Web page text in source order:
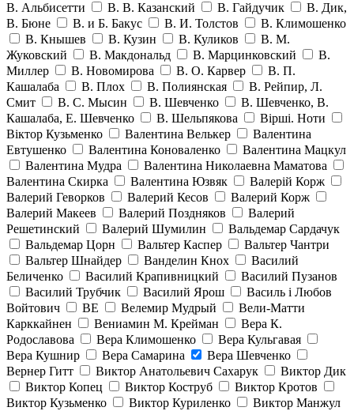
В. Альбисетти
В. В. Казанский В. Гайдучик
В. Дик,
В. Бюне
В. и Б. Бакус В. И. Толстов
В. Климошенко
В. Кнышев
В. Кузин В. Куликов
В. М.
Жуковский
В. Макдональд В. Марцинковский
В.
Миллер
В. Новомирова В. О. Карвер
В. П.
Кашалаба
В. Плох В. Полиянская
В. Рейпир, Л.
Смит
В. С. Мысин В. Шевченко
В. Шевченко, В.
Кашалаба, Е. Шевченко
В. Шельпякова
Вiршi. Ноти
Віктор Кузьменко
Валентина Велькер
Валентина
Евтушенко
Валентина Коноваленко
Валентина Мацкул
Валентина Мудра
Валентина Николаевна Маматова
Валентина Скирка
Валентина Юзвяк
Валерій Корж
Валерий Геворков
Валерий Кесов
Валерий Корж
Валерий Макеев
Валерий Поздняков
Валерий
Решетинский
Валерий Шумилин
Вальдемар Сардачук
Вальдемар Цорн
Вальтер Каспер
Вальтер Чантри
Вальтер Шнайдер
Ванделин Кнох
Василий
Беличенко
Василий Крапивницкий
Василий Пузанов
Василий Трубчик
Василий Ярош
Василь і Любов
Войтович
ВЕ Велемир Мудрый
Вели-Матти
Карккайнен
Вениамин М. Крейман
Вера К.
Родославова
Вера Климошенко
Вера Кульгавая
Вера Кушнир
Вера Самарина
Вера Шевченко
Вернер Гитт
Виктор Анатольевич Сахарук
Виктор Дик
Виктор Копец
Виктор Коструб
Виктор Кротов
Виктор Кузьменко
Виктор Куриленко
Виктор Манжул